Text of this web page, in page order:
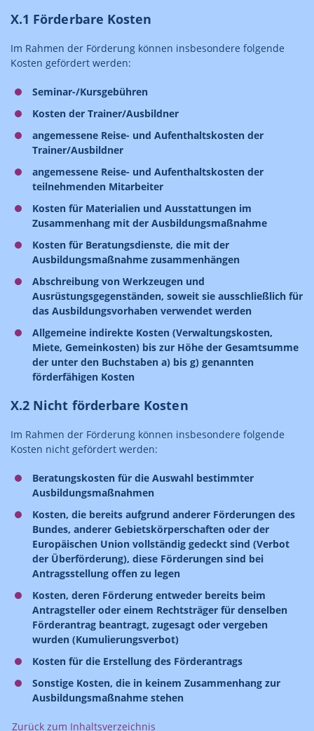
X.1 Förderbare Kosten
Im Rahmen der Förderung können insbesondere folgende
Kosten gefördert werden:
Seminar-/Kursgebühren
Kosten der Trainer/Ausbildner
angemessene Reise- und Aufenthaltskosten der
Trainer/Ausbildner
angemessene Reise- und Aufenthaltskosten der
teilnehmenden Mitarbeiter
Kosten für Materialien und Ausstattungen im
Zusammenhang mit der Ausbildungsmaßnahme
Kosten für Beratungsdienste, die mit der
Ausbildungsmaßnahme zusammenhängen
Abschreibung von Werkzeugen und
Ausrüstungsgegenständen, soweit sie ausschließlich für
das Ausbildungsvorhaben verwendet werden
Allgemeine indirekte Kosten (Verwaltungskosten,
Miete, Gemeinkosten) bis zur Höhe der Gesamtsumme
der unter den Buchstaben a) bis g) genannten
förderfähigen Kosten
X.2 Nicht förderbare Kosten
Im Rahmen der Förderung können insbesondere folgende
Kosten nicht gefördert werden:
Beratungskosten für die Auswahl bestimmter
Ausbildungsmaßnahmen
Kosten, die bereits aufgrund anderer Förderungen des
Bundes, anderer Gebietskörperschaften oder der
Europäischen Union vollständig gedeckt sind (Verbot
der Überförderung), diese Förderungen sind bei
Antragsstellung offen zu legen
Kosten, deren Förderung entweder bereits beim
Antragsteller oder einem Rechtsträger für denselben
Förderantrag beantragt, zugesagt oder vergeben
wurden (Kumulierungsverbot)
Kosten für die Erstellung des Förderantrags
Sonstige Kosten, die in keinem Zusammenhang zur
Ausbildungsmaßnahme stehen
Zurück zum Inhaltsverzeichnis